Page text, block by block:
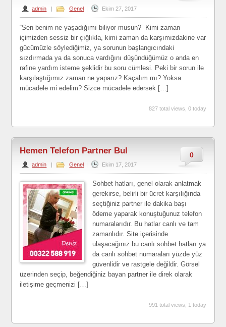
admin | Genel | Ekim 27, 2017
“Sen benim ne yaşadığımı biliyor musun?” Kimi zaman
içimizden sessiz bir çığlıkla, kimi zaman da karşımızdakine var
gücümüzle söylediğimiz, ya sorunun başlangıcındaki
sızdırmada ya da sonuca vardığını düşündüğümüz o anda en
rafine yardım isteme şeklidir bu soru cümlesi. Peki bir sorun ile
karşılaştığımız zaman ne yaparız? Kaçalım mı? Yoksa
mücadele mi edelim? Sizce mücadele edersek […]
827 total views, 0 today
0
Hemen Telefon Partner Bul
admin | Genel | Ekim 17, 2017
Sohbet hatları, genel olarak anlatmak
gerekirse, belirli bir ücret karşılığında
seçtiğiniz partner ile dakika başı
ödeme yaparak konuştuğunuz telefon
numaralarıdır. Bu hatlar canlı ve tam
zamanlıdır. Site içerisinde
ulaşacağınız bu canlı sohbet hatları ya
da canlı sohbet numaraları yüzde yüz
güvenlidir ve rastgele değildir. Görsel
üzerinden seçip, beğendiğiniz bayan partner ile direk olarak
iletişime geçmenizi […]
991 total views, 1 today